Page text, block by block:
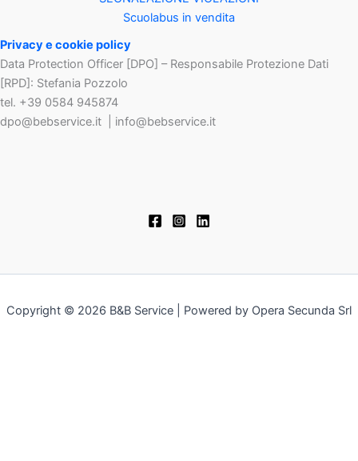
Scuolabus in vendita
Privacy e cookie policy
Data Protection Officer [DPO] – Responsabile Protezione Dati
[RPD]: Stefania Pozzolo
tel. +39 0584 945874
dpo@bebservice.it | info@bebservice.it
Copyright © 2026 B&B Service | Powered by Opera Secunda Srl